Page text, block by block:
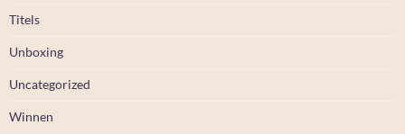
Titels
Unboxing
Uncategorized
Winnen